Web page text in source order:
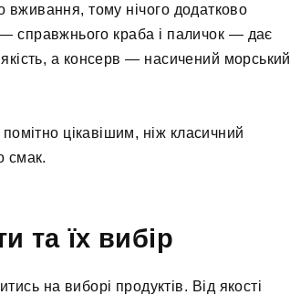
вживання, тому нічого додатково
справжнього краба і паличок — дає
а консерв — насичений морський
цікавішим, ніж класичний
смак.
та їх вибір
на виборі продуктів. Від якості